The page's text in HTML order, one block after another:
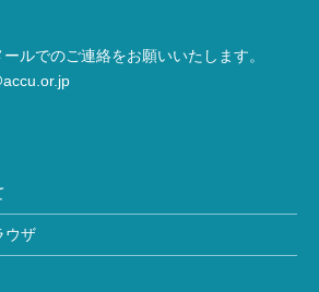
ルでのご連絡をお願いいたします。
ウザ